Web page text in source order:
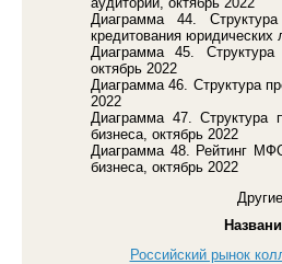
Диаграмма 44.
кредитования юридических
Диаграмма 45.
октябрь 2022
Диаграмма 46. Структура
2022
Диаграмма 47. Структура
бизнеса, октябрь 2022
Диаграмма 48. Рейтинг
бизнеса, октябрь 2022
Российский рынок